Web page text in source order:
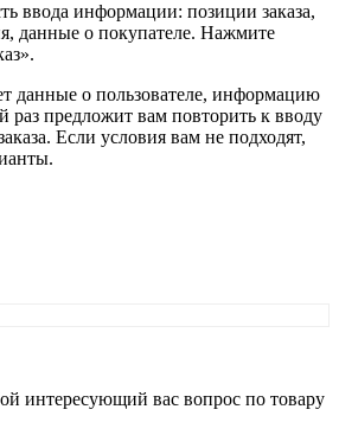
ввода информации: позиции заказа,
данные о покупателе. Нажмите
данные о пользователе, информацию
раз предложит вам повторить к вводу
Если условия вам не подходят,
интересующий вас вопрос по товару